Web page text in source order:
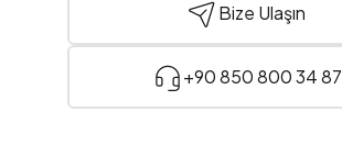
Bize Ulaşın
+90 850 800 34 87